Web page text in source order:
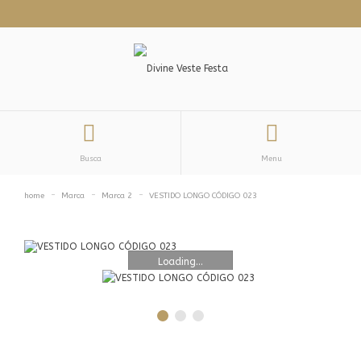
Menu
Busca
home Marca Marca 2 VESTIDO LONGO CÓDIGO 023
Loading...